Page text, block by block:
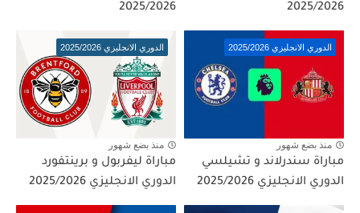
2025/2026
2025/2026
الدوري الانجليزي 2025/2026
منذ بضع شهور
مباراة سندرلاند و تشيلسي
الدوري الانجليزي 2025/2026
الدوري الانجليزي 2025/2026
منذ بضع شهور
مباراة ليفربول و برينتفورد
الدوري الانجليزي 2025/2026